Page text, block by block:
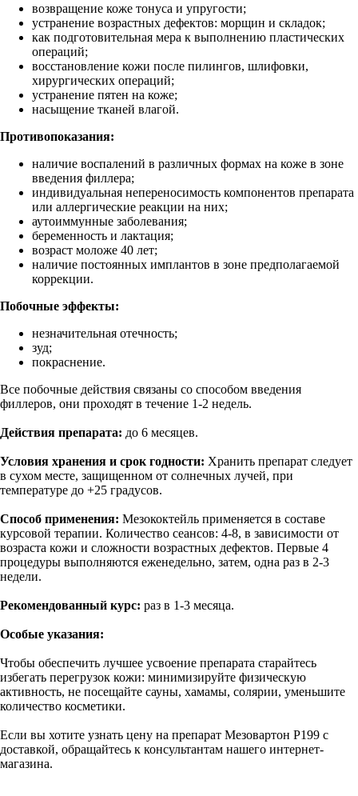
возвращение коже тонуса и упругости;
устранение возрастных дефектов: морщин и складок;
как подготовительная мера к выполнению пластических
операций;
восстановление кожи после пилингов, шлифовки,
хирургических операций;
устранение пятен на коже;
насыщение тканей влагой.
Противопоказания:
наличие воспалений в различных формах на коже в зоне
введения филлера;
индивидуальная непереносимость компонентов препарата
или аллергические реакции на них;
аутоиммунные заболевания;
беременность и лактация;
возраст моложе 40 лет;
наличие постоянных имплантов в зоне предполагаемой
коррекции.
Побочные эффекты:
незначительная отечность;
зуд;
покраснение.
Все побочные действия связаны со способом введения
филлеров, они проходят в течение 1-2 недель.
Действия препарата: до 6 месяцев.
Условия хранения и срок годности: Хранить препарат следует
в сухом месте, защищенном от солнечных лучей, при
температуре до +25 градусов.
Способ применения: Мезококтейль применяется в составе
курсовой терапии. Количество сеансов: 4-8, в зависимости от
возраста кожи и сложности возрастных дефектов. Первые 4
процедуры выполняются еженедельно, затем, одна раз в 2-3
недели.
Рекомендованный курс: раз в 1-3 месяца.
Особые указания:
Чтобы обеспечить лучшее усвоение препарата старайтесь
избегать перегрузок кожи: минимизируйте физическую
активность, не посещайте сауны, хамамы, солярии, уменьшите
количество косметики.
Если вы хотите узнать цену на препарат Мезовартон P199 с
доставкой, обращайтесь к консультантам нашего интернет-
магазина.